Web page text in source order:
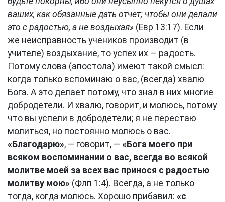
ваших, как обязанные дать отчет; чтобы они делали
это с радостью, а не воздыхая» (Евр 13:17). Если
же неисправность учеников производит (в
учителе) воздыхание, то успех их — радость.
Потому слова (апостола) имеют такой смысл:
когда только вспоминаю о вас, (всегда) хвалю
Бога. А это делает потому, что знал в них многие
добродетели. И хвалю, говорит, и молюсь, потому
что вы успели в добродетели; я не перестаю
молиться, но постоянно молюсь о вас.
«Благодарю», — говорит, — «Бога моего при
всяком воспоминании о вас, всегда во всякой
молитве моей за всех вас принося с радостью
молитву мою» (Флп 1:4). Всегда, а не только
тогда, когда молюсь. Хорошо прибавил: «с